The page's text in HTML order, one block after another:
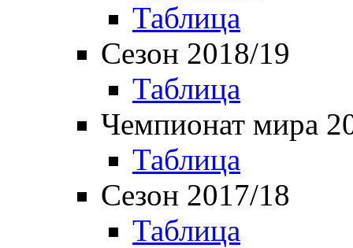
Таблица
Сезон 2018/19
Таблица
Чемпионат мира
Таблица
Сезон 2017/18
Таблица